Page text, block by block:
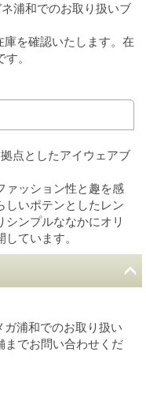
浦和でのお取り扱いブ
を確認いたします。在
。
点としたアイウェアブ
ァッション性と趣を感
しいポテンとしたレン
シンプルななかにオリ
ています。
浦和でのお取り扱い
までお問い合わせくだ